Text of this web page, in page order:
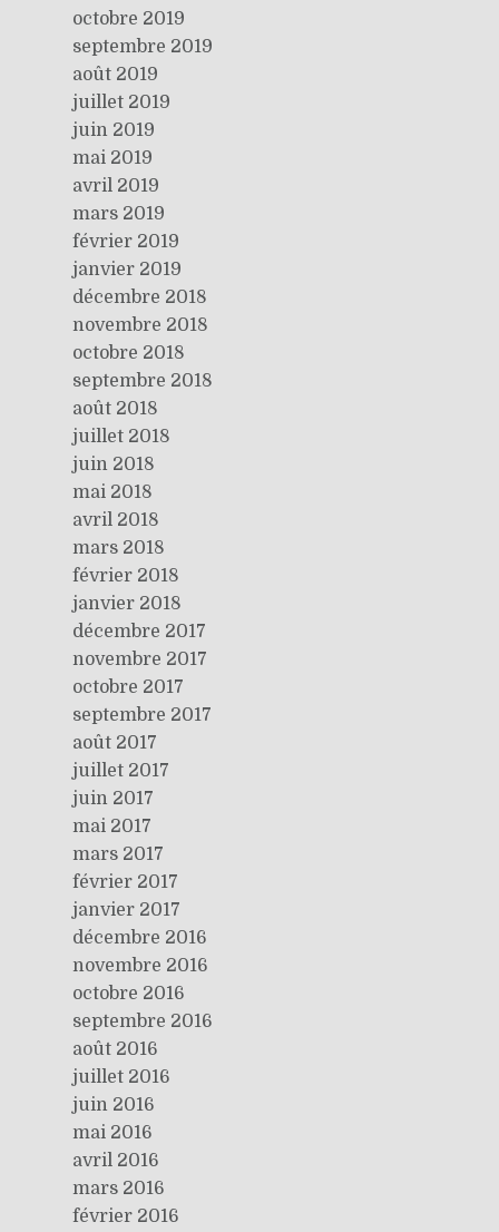
octobre 2019
septembre 2019
août 2019
juillet 2019
juin 2019
mai 2019
avril 2019
mars 2019
février 2019
janvier 2019
décembre 2018
novembre 2018
octobre 2018
septembre 2018
août 2018
juillet 2018
juin 2018
mai 2018
avril 2018
mars 2018
février 2018
janvier 2018
décembre 2017
novembre 2017
octobre 2017
septembre 2017
août 2017
juillet 2017
juin 2017
mai 2017
mars 2017
février 2017
janvier 2017
décembre 2016
novembre 2016
octobre 2016
septembre 2016
août 2016
juillet 2016
juin 2016
mai 2016
avril 2016
mars 2016
février 2016